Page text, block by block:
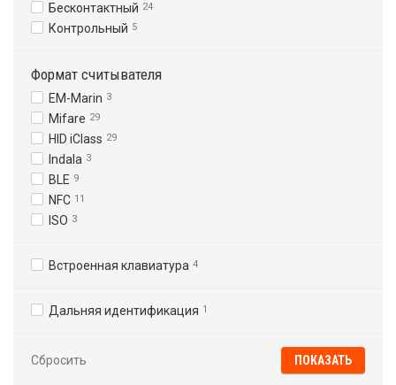
Бесконтактный 24
Контрольный 5
Формат считывателя
EM-Marin 3
Mifare 29
HID iClass 29
Indala 3
BLE 9
NFC 11
ISO 3
Встроенная клавиатура 4
Дальняя идентификация 1
Сбросить